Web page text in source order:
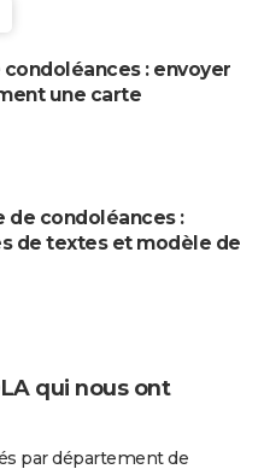
: envoyer
une carte
de condoléances :
de textes et modèle de
qui nous ont
par département de